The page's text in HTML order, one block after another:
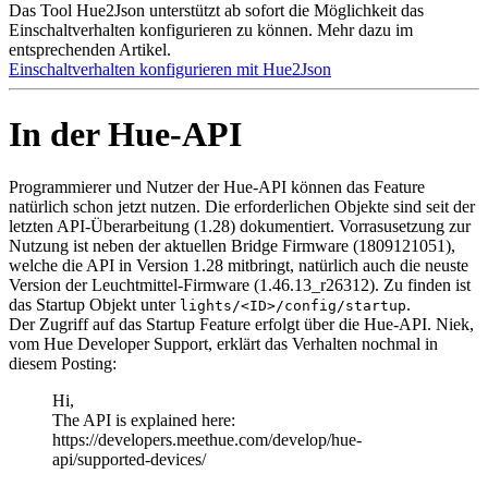
Das Tool Hue2Json unterstützt ab sofort die Möglichkeit das
Einschaltverhalten konfigurieren zu können. Mehr dazu im
entsprechenden Artikel.
Einschaltverhalten konfigurieren mit Hue2Json
In der Hue-API
Programmierer und Nutzer der Hue-API können das Feature
natürlich schon jetzt nutzen. Die erforderlichen Objekte sind seit der
letzten API-Überarbeitung (1.28) dokumentiert. Vorrasusetzung zur
Nutzung ist neben der aktuellen Bridge Firmware (1809121051),
welche die API in Version 1.28 mitbringt, natürlich auch die neuste
Version der Leuchtmittel-Firmware (1.46.13_r26312). Zu finden ist
das Startup Objekt unter lights/<ID>/config/startup.
Der Zugriff auf das Startup Feature erfolgt über die Hue-API. Niek,
vom Hue Developer Support, erklärt das Verhalten nochmal in
diesem Posting:
Hi,
The API is explained here:
https://developers.meethue.com/develop/hue-
api/supported-devices/